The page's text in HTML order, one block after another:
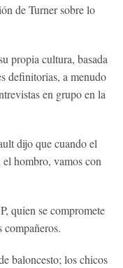
de Turner sobre lo
propia cultura, basada
definitorias, a menudo
en grupo en la
dijo que cuando el
hombro, vamos con
quien se compromete
compañeros.
baloncesto; los chicos